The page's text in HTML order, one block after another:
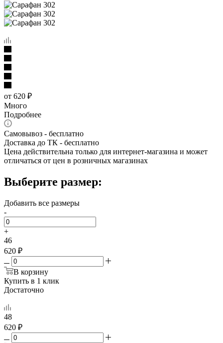
от 620 ₽
Много
Подробнее
Самовывоз - бесплатно
Доставка до ТК - бесплатно
Цена действительна только для интернет-магазина и может
отличаться от цен в розничных магазинах
Выберите размер:
Добавить все размеры
-
+
46
620 ₽
В корзину
Купить в 1 клик
Достаточно
48
620 ₽